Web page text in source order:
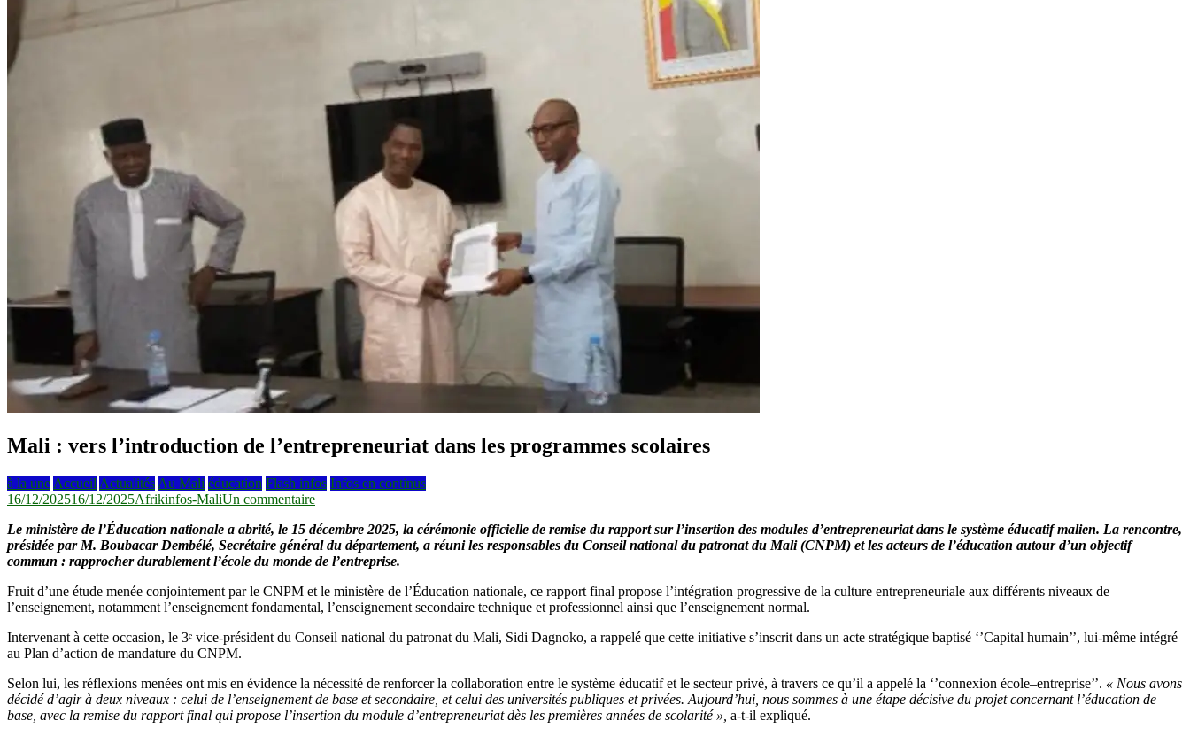
Mali : vers l’introduction de l’entrepreneuriat dans les programmes scolaires
à la une Accueil Actualités Au Mali éducation Flash infos Infos en continus
16/12/202516/12/2025Afrikinfos-MaliUn commentairesur
:
vers
l’introduction
l’entrepreneuriat
dans
programmes
Le ministère de l’Éducation nationale a abrité, le 15 décembre 2025, la cérémonie officielle de remise du rapport sur l’insertion des modules d’entrepreneuriat dans le système éducatif malien. La rencontre,
présidée par M. Boubacar Dembélé, Secrétaire général du département, a réuni les responsables du Conseil national du patronat du Mali (CNPM) et les acteurs de l’éducation autour d’un objectif
commun : rapprocher durablement l’école du monde de l’entreprise.
Fruit d’une étude menée conjointement par le CNPM et le ministère de l’Éducation nationale, ce rapport final propose l’intégration progressive de la culture entrepreneuriale aux différents niveaux de
l’enseignement, notamment l’enseignement fondamental, l’enseignement secondaire technique et professionnel ainsi que l’enseignement normal.
Intervenant à cette occasion, le 3ᵉ vice-président du Conseil national du patronat du Mali, Sidi Dagnoko, a rappelé que cette initiative s’inscrit dans un acte stratégique baptisé ‘’Capital humain’’, lui-même intégré
au Plan d’action de mandature du CNPM.
Selon lui, les réflexions menées ont mis en évidence la nécessité de renforcer la collaboration entre le système éducatif et le secteur privé, à travers ce qu’il a appelé la ‘’connexion école–entreprise’’. « Nous avons
décidé d’agir à deux niveaux : celui de l’enseignement de base et secondaire, et celui des universités publiques et privées. Aujourd’hui, nous sommes à une étape décisive du projet concernant l’éducation de
base, avec la remise du rapport final qui propose l’insertion du module d’entrepreneuriat dès les premières années de scolarité », a-t-il expliqué.